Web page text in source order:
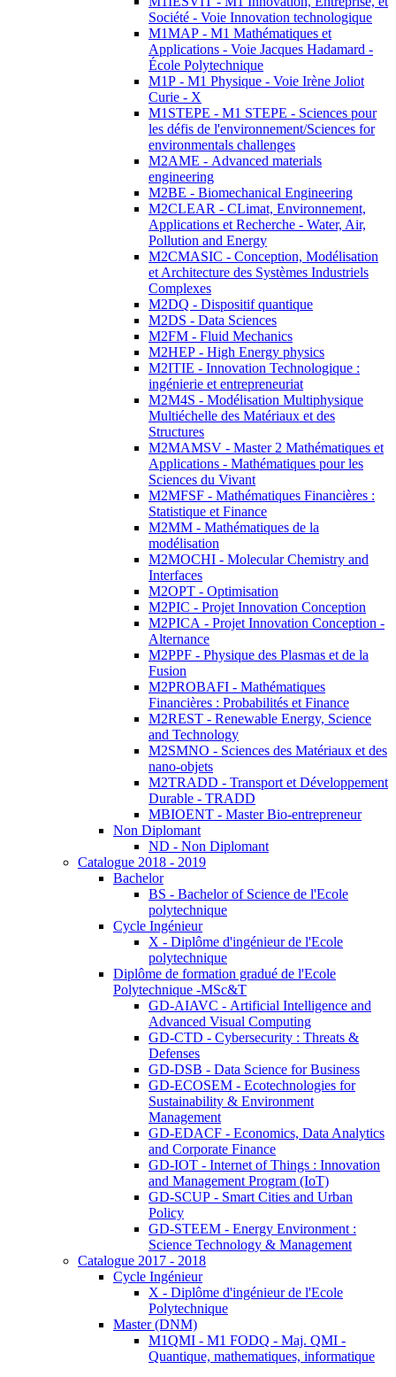
Société - Voie Innovation technologique
M1MAP - M1 Mathématiques et
Applications - Voie Jacques Hadamard -
École Polytechnique
M1P - M1 Physique - Voie Irène Joliot
Curie - X
M1STEPE - M1 STEPE - Sciences pour
les défis de l'environnement/Sciences for
environmentals challenges
M2AME - Advanced materials
engineering
M2BE - Biomechanical Engineering
M2CLEAR - CLimat, Environnement,
Applications et Recherche - Water, Air,
Pollution and Energy
M2CMASIC - Conception, Modélisation
et Architecture des Systèmes Industriels
Complexes
M2DQ - Dispositif quantique
M2DS - Data Sciences
M2FM - Fluid Mechanics
M2HEP - High Energy physics
M2ITIE - Innovation Technologique :
ingénierie et entrepreneuriat
M2M4S - Modélisation Multiphysique
Multiéchelle des Matériaux et des
Structures
M2MAMSV - Master 2 Mathématiques et
Applications - Mathématiques pour les
Sciences du Vivant
M2MFSF - Mathématiques Financières :
Statistique et Finance
M2MM - Mathématiques de la
modélisation
M2MOCHI - Molecular Chemistry and
Interfaces
M2OPT - Optimisation
M2PIC - Projet Innovation Conception
M2PICA - Projet Innovation Conception -
Alternance
M2PPF - Physique des Plasmas et de la
Fusion
M2PROBAFI - Mathématiques
Financières : Probabilités et Finance
M2REST - Renewable Energy, Science
and Technology
M2SMNO - Sciences des Matériaux et des
nano-objets
M2TRADD - Transport et Développement
Durable - TRADD
MBIOENT - Master Bio-entrepreneur
Non Diplomant
ND - Non Diplomant
Catalogue 2018 - 2019
Bachelor
BS - Bachelor of Science de l'Ecole
polytechnique
Cycle Ingénieur
X - Diplôme d'ingénieur de l'Ecole
polytechnique
Diplôme de formation gradué de l'Ecole
Polytechnique -MSc&T
GD-AIAVC - Artificial Intelligence and
Advanced Visual Computing
GD-CTD - Cybersecurity : Threats &
Defenses
GD-DSB - Data Science for Business
GD-ECOSEM - Ecotechnologies for
Sustainability & Environment
Management
GD-EDACF - Economics, Data Analytics
and Corporate Finance
GD-IOT - Internet of Things : Innovation
and Management Program (IoT)
GD-SCUP - Smart Cities and Urban
Policy
GD-STEEM - Energy Environment :
Science Technology & Management
Catalogue 2017 - 2018
Cycle Ingénieur
X - Diplôme d'ingénieur de l'Ecole
Polytechnique
Master (DNM)
M1QMI - M1 FODQ - Maj. QMI -
Quantique, mathematiques, informatique